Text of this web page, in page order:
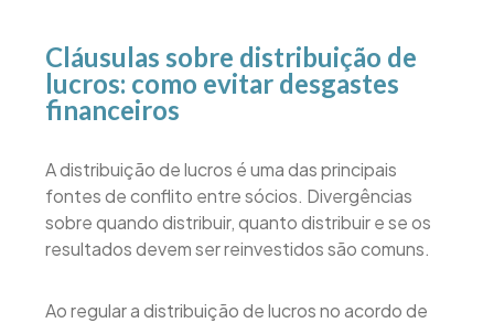
Cláusulas sobre distribuição de
lucros: como evitar desgastes
financeiros
A distribuição de lucros é uma das principais
fontes de conflito entre sócios. Divergências
sobre quando distribuir, quanto distribuir e se os
resultados devem ser reinvestidos são comuns.
Ao regular a distribuição de lucros no acordo de